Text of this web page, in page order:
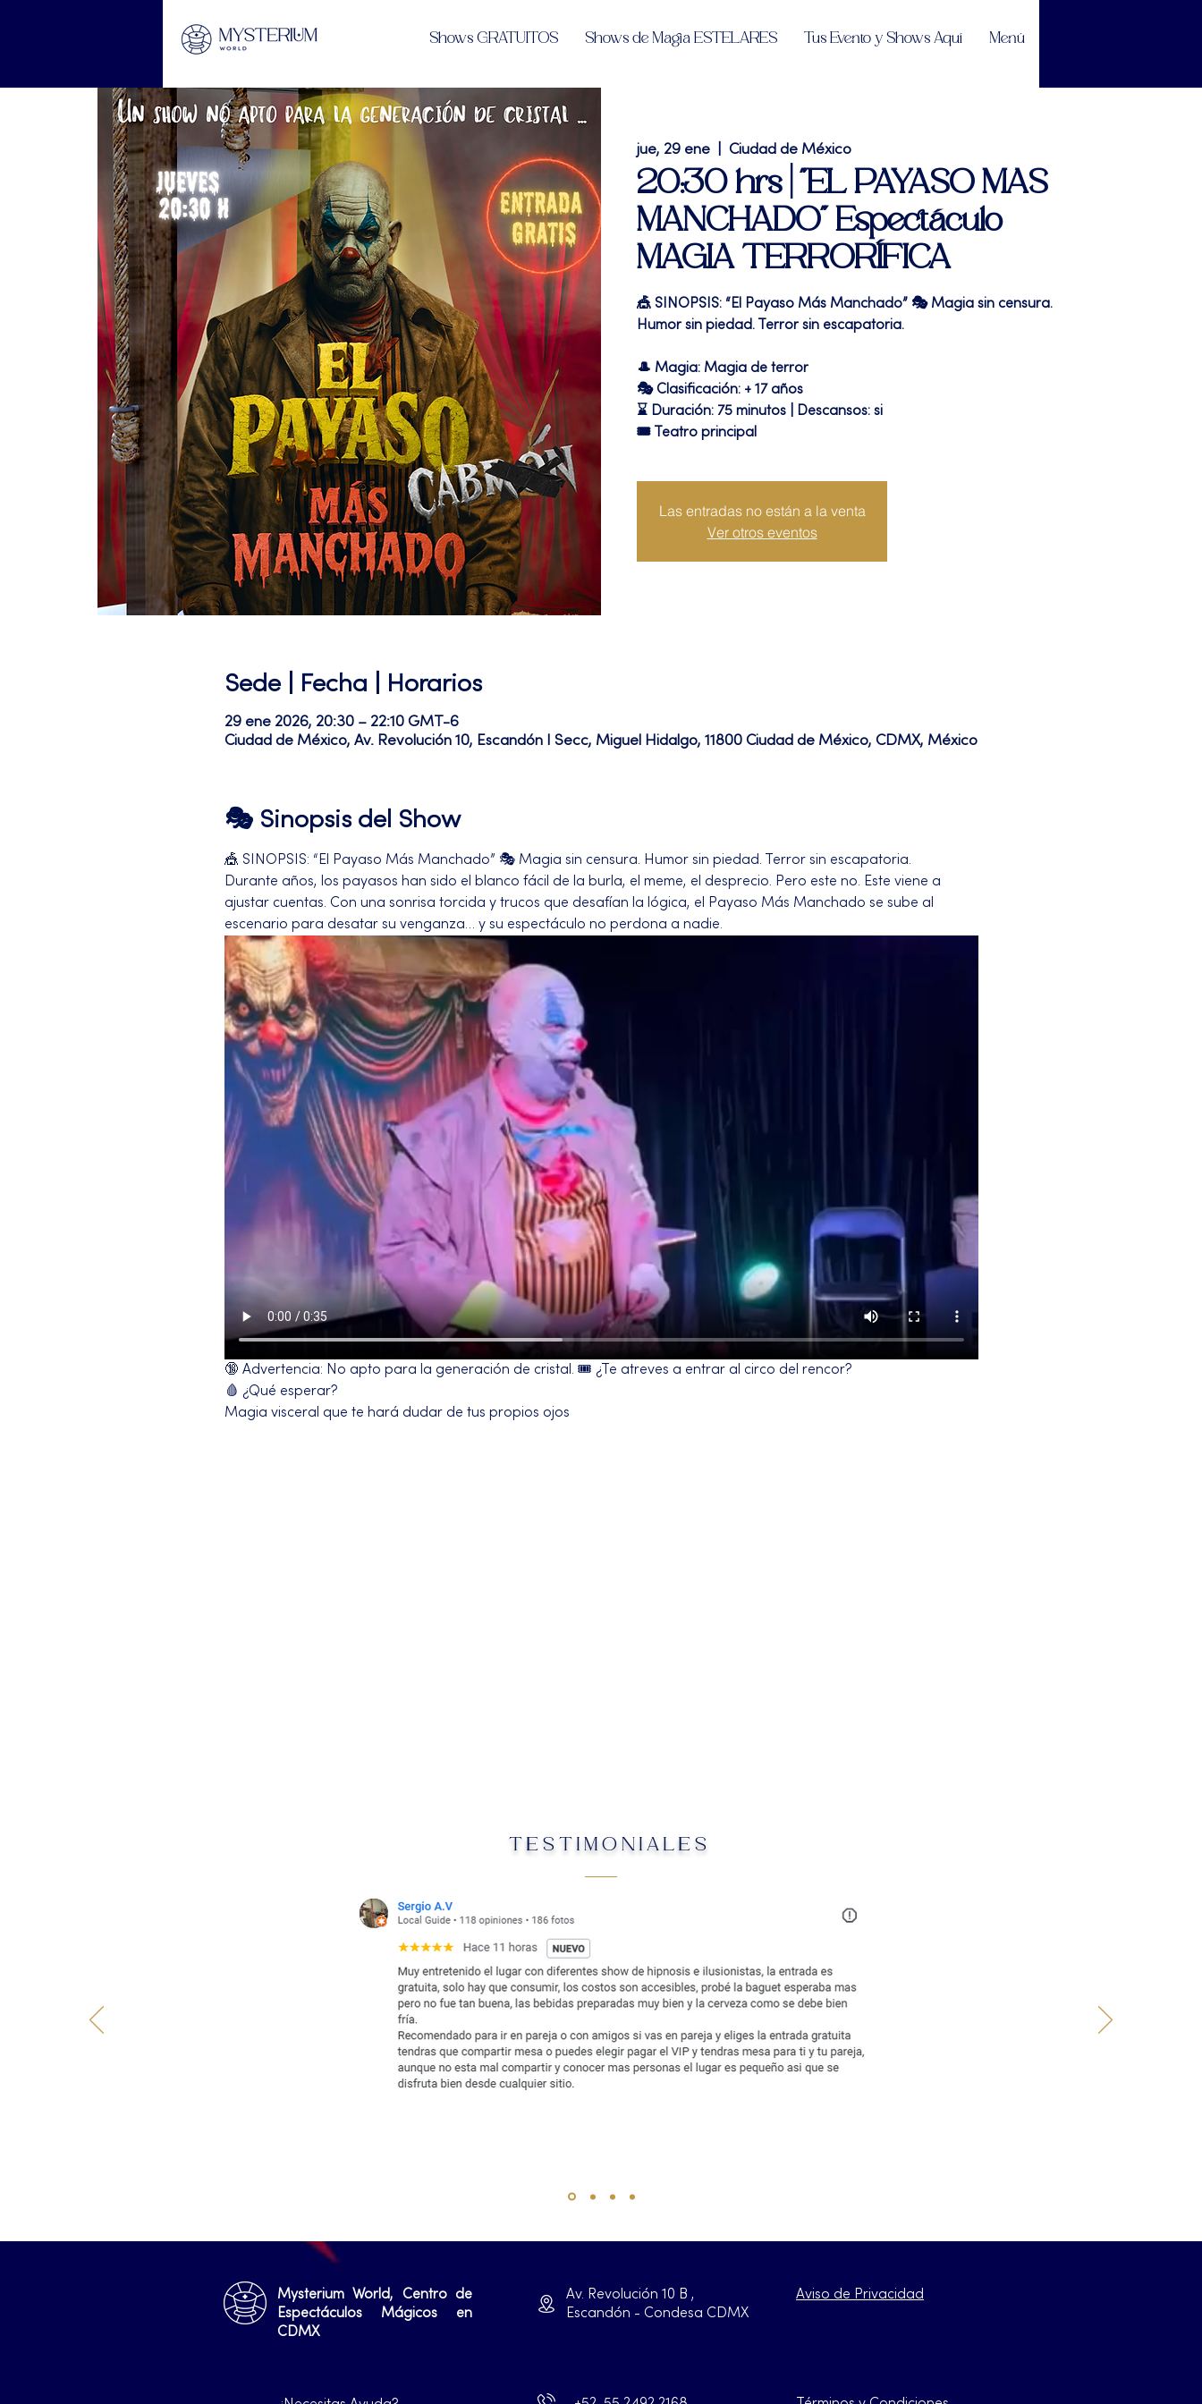
Shows GRATUITOS Shows de Magia ESTELARES Tus Evento y Shows Aquí Menú
jue, 29 ene Ciudad de México
20:30 hrs | "EL PAYASO MAS
MANCHADO" Espectáculo
MAGIA TERRORÍFICA
🎪 SINOPSIS: “El Payaso Más Manchado” 🎭 Magia sin censura.
Humor sin piedad. Terror sin escapatoria.
🎩 Magia: Magia de terror
🎭 Clasificación: + 17 años
⌛ Duración: 75 minutos | Descansos: si
🎟 Teatro principal
Las entradas no están a la venta
Ver otros eventos
Sede | Fecha | Horarios
29 ene 2026, 20:30 – 22:10 GMT-6
Ciudad de México, Av. Revolución 10, Escandón I Secc, Miguel Hidalgo, 11800 Ciudad de México, CDMX, México
🎭 Sinopsis del Show
🎪 SINOPSIS: “El Payaso Más Manchado” 🎭 Magia sin censura. Humor sin piedad. Terror sin escapatoria.
Durante años, los payasos han sido el blanco fácil de la burla, el meme, el desprecio. Pero este no. Este viene a
ajustar cuentas. Con una sonrisa torcida y trucos que desafían la lógica, el Payaso Más Manchado se sube al
escenario para desatar su venganza… y su espectáculo no perdona a nadie.
🔞 Advertencia: No apto para la generación de cristal. 🎟️ ¿Te atreves a entrar al circo del rencor?
🩸 ¿Qué esperar?
Magia visceral que te hará dudar de tus propios ojos
TESTIMONIALES
Mysterium World, Centro de
Espectáculos Mágicos en
CDMX
Av. Revolución 10 B ,
Escandón - Condesa CDMX
Aviso de Privacidad